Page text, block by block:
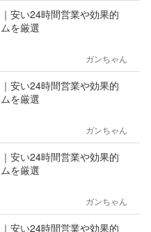
安い24時間営業や効果的
を厳選
ガンちゃん
安い24時間営業や効果的
を厳選
ガンちゃん
安い24時間営業や効果的
を厳選
ガンちゃん
安い24時間営業や効果的